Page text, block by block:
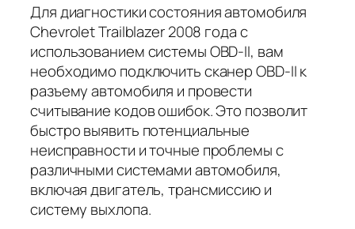
Для диагностики состояния автомобиля
Chevrolet Trailblazer 2008 года с
использованием системы OBD-II, вам
необходимо подключить сканер OBD-II к
разъему автомобиля и провести
считывание кодов ошибок. Это позволит
быстро выявить потенциальные
неисправности и точные проблемы с
различными системами автомобиля,
включая двигатель, трансмиссию и
систему выхлопа.